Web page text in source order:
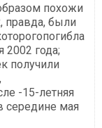
похожи
правда, были
2002 года;
получили
-15-летняя
середине мая